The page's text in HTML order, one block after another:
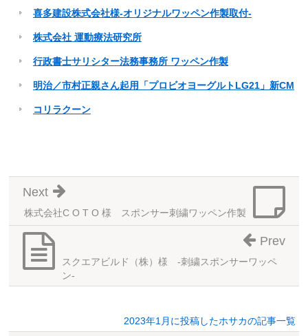
喜多建設株式会社様-オリジナルワッペン作製取付-
株式会社 運動療法研究所
行政書士サリシター法務事務所 ワッペン作製
明治／市村正親さん起用「プロビオヨーグルトLG21」新CM
コリラクーン
株式会社C O T O 様 スポンサー刺繍ワッペン作製
Next
スクエアビルド（株）様 -刺繍スポンサーワッペ
ン-
Prev
2023年1月に投稿したホサカの記事一覧